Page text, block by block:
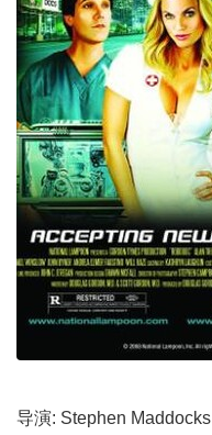
导演: Stephen Maddocks